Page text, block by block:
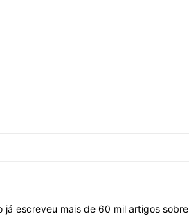
escreveu mais de 60 mil artigos sobre